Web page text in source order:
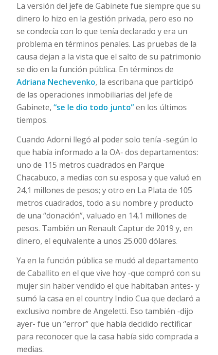
La versión del jefe de Gabinete fue siempre que su
dinero lo hizo en la gestión privada, pero eso no
se condecía con lo que tenía declarado y era un
problema en términos penales. Las pruebas de la
causa dejan a la vista que el salto de su patrimonio
se dio en la función pública. En términos de
Adriana Nechevenko, la escribana que participó
de las operaciones inmobiliarias del jefe de
Gabinete, “se le dio todo junto”en los últimos
tiempos.
Cuando Adorni llegó al poder solo tenía -según lo
que había informado a la OA- dos departamentos:
uno de 115 metros cuadrados en Parque
Chacabuco, a medias con su esposa y que valuó en
24,1 millones de pesos; y otro en La Plata de 105
metros cuadrados, todo a su nombre y producto
de una “donación”, valuado en 14,1 millones de
pesos. También un Renault Captur de 2019 y, en
dinero, el equivalente a unos 25.000 dólares.
Ya en la función pública se mudó al departamento
de Caballito en el que vive hoy -que compró con su
mujer sin haber vendido el que habitaban antes- y
sumó la casa en el country Indio Cua que declaró a
exclusivo nombre de Angeletti. Eso también -dijo
ayer- fue un “error” que había decidido rectificar
para reconocer que la casa había sido comprada a
medias.